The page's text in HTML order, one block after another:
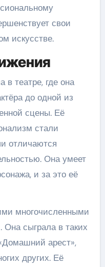
свои
искусстве.
в театре, где она
до одной из
сцены. Её
стали
отличаются
Она умеет
и за это её
многочисленными
сыграла в таких
арест»,
других. Её